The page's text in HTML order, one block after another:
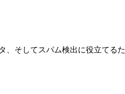
、そしてスパム検出に役立てるた